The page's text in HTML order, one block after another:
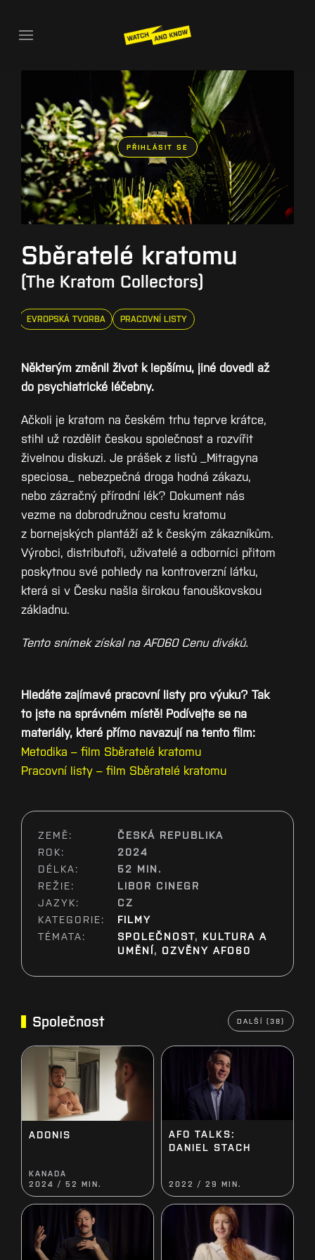
PŘIHLÁSIT SE
Sběratelé kratomu
(The Kratom Collectors)
EVROPSKÁ TVORBA PRACOVNÍ LISTY
Některým změnil život k lepšímu, jiné dovedl až
do psychiatrické léčebny.
Ačkoli je kratom na českém trhu teprve krátce,
stihl už rozdělit českou společnost a rozvířit
živelnou diskuzi. Je prášek z listů _Mitragyna
speciosa_ nebezpečná droga hodná zákazu,
nebo zázračný přírodní lék? Dokument nás
vezme na dobrodružnou cestu kratomu
z bornejských plantáží až k českým zákazníkům.
Výrobci, distributoři, uživatelé a odborníci přitom
poskytnou své pohledy na kontroverzní látku,
která si v Česku našla širokou fanouškovskou
základnu.
Tento snímek získal na AFO60 Cenu diváků.
Hledáte zajímavé pracovní listy pro výuku? Tak
to jste na správném místě! Podívejte se na
materiály, které přímo navazují na tento film:
Metodika – film Sběratelé kratomu
Pracovní listy – film Sběratelé kratomu
ZEMĚ:
ČESKÁ REPUBLIKA
ROK:
2024
DÉLKA:
52 MIN.
REŽIE:
LIBOR CINEGR
JAZYK:
CZ
KATEGORIE:
FILMY
TÉMATA:
SPOLEČNOST, KULTURA A
UMĚNÍ, OZVĚNY AFO60
Společnost DALŠÍ (38)
ADONIS
KANADA
2024 / 52 MIN.
AFO TALKS:
DANIEL STACH
2022 / 29 MIN.